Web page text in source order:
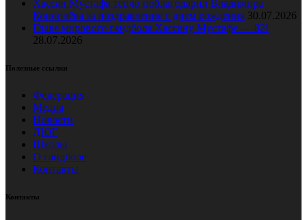
Хассан Мустафа тепло поблагодарил Владимира
Коноплёва за поздравление с днем рождения 30.07.2026
Главе мирового гандбола Хассану Мустафе — 82!
28.07.2026
Полезные ссылки
Федерация
Медиа
Новости
ДЮГ
Школы
О гандболе
Контакты
Контакты